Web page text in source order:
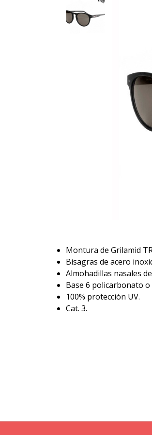
Montura de Grilamid
Bisagras de acero
Almohadillas nasales
Base 6 policarbonato
100% protección UV.
Cat. 3.